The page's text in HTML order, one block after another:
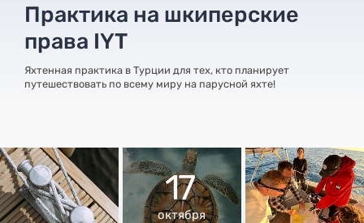
Практика на шкиперские
права IYT
Яхтенная практика в Турции для тех, кто планирует
путешествовать по всему миру на парусной яхте!
17
октября